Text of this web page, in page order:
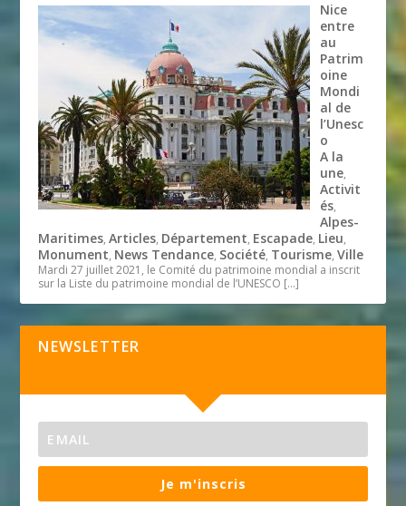
Nice
entre
au
Patrim
oine
Mondi
al de
l’Unesc
o
A la
une,
Activit
és,
Alpes-
Maritimes,Articles, Département, Escapade, Lieu,
Monument, News Tendance, Société, Tourisme,Ville
Mardi 27 juillet 2021, le Comité du patrimoine mondial a inscrit
sur la Liste du patrimoine mondial de l’UNESCO […]
NEWSLETTER
Je m'inscris